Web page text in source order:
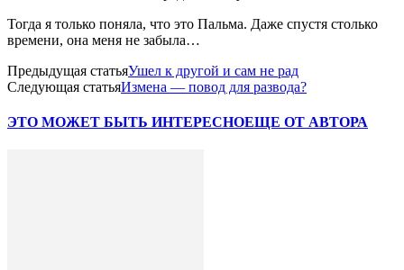
Тогда я только поняла, что это Пальма. Даже спустя столько
времени, она меня не забыла…
Предыдущая статьяУшел к другой и сам не рад
Следующая статьяИзмена — повод для развода?
ЭТО МОЖЕТ БЫТЬ ИНТЕРЕСНОЕЩЕ ОТ АВТОРА